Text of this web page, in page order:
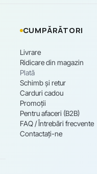
CUMPĂRĂTORI
Livrare
Ridicare din magazin
Plată
Schimb și retur
Carduri cadou
Promoții
Pentru afaceri (B2B)
FAQ / Întrebări frecvente
Contactați-ne